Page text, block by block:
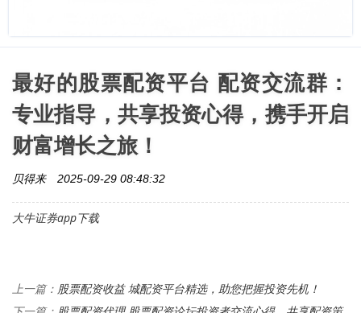
最好的股票配资平台 配资交流群：
专业指导，共享投资心得，携手开启
财富增长之旅！
贝得来 2025-09-29 08:48:32
大牛证券app下载
上一篇： 股票配资收益 城配资平台精选，助您把握投资先机！